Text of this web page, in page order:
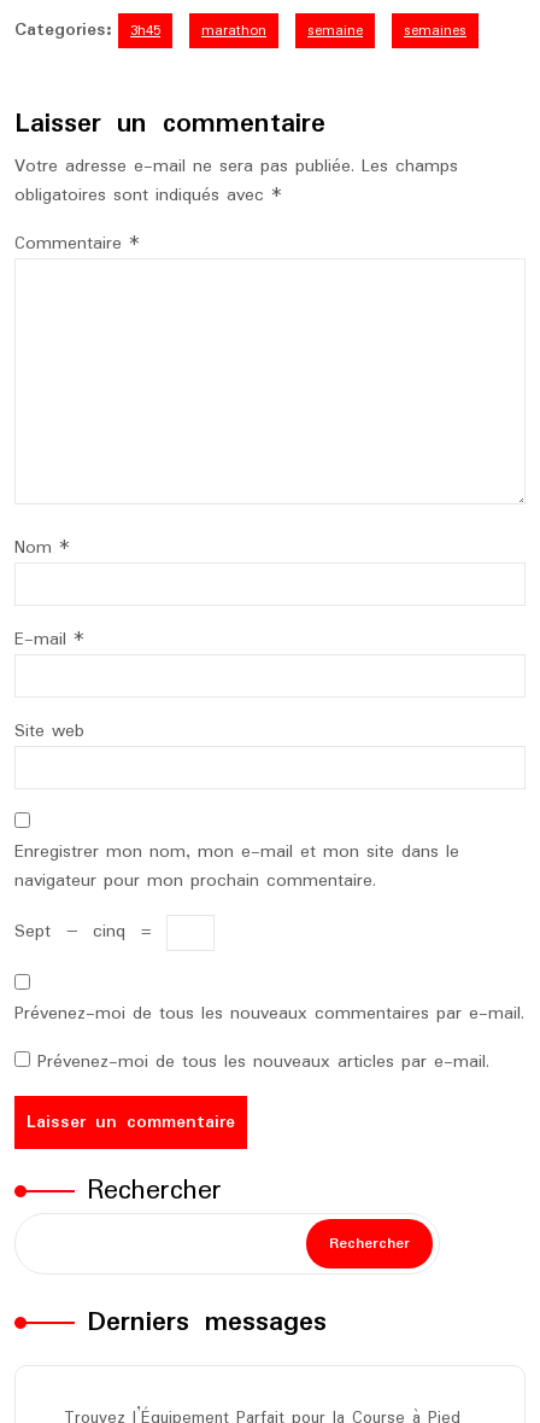
Categories:
3h45 marathon semaine semaines
Laisser un commentaire
Votre adresse e-mail ne sera pas publiée. Les champs
obligatoires sont indiqués avec *
Commentaire *
Nom *
E-mail *
Site web
Enregistrer mon nom, mon e-mail et mon site dans le
navigateur pour mon prochain commentaire.
Sept − cinq =
Prévenez-moi de tous les nouveaux commentaires par e-mail.
Prévenez-moi de tous les nouveaux articles par e-mail.
Rechercher
Rechercher
Derniers messages